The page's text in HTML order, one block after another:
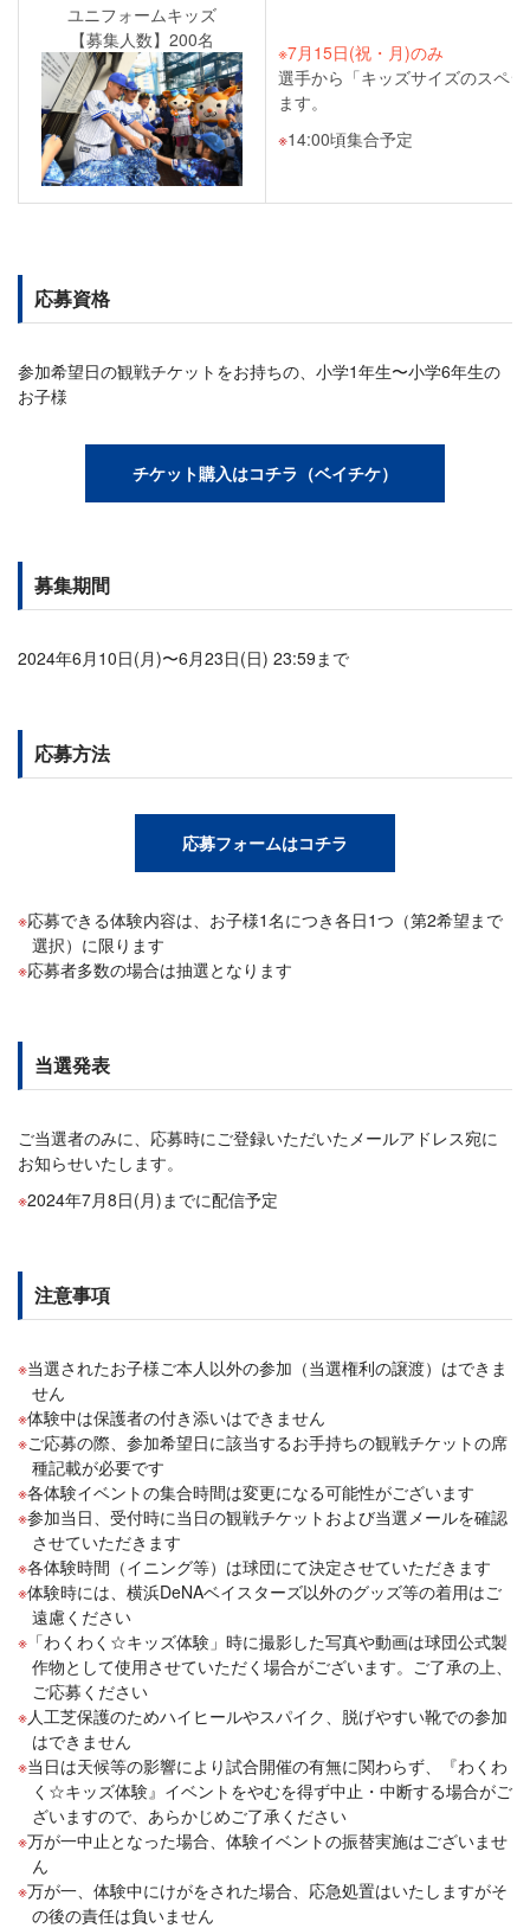
ユニフォームキッズ
【募集人数】200名
※7月15日(祝・月)のみ
選手から「キッズサイズのスペ
ます。
14:00頃集合予定
応募資格
参加希望日の観戦チケットをお持ちの、小学1年生〜小学6年生の
お子様
チケット購入はコチラ（ベイチケ）
募集期間
2024年6月10日(月)〜6月23日(日) 23:59まで
応募方法
応募フォームはコチラ
応募できる体験内容は、お子様1名につき各日1つ（第2希望まで
選択）に限ります
応募者多数の場合は抽選となります
当選発表
ご当選者のみに、応募時にご登録いただいたメールアドレス宛に
お知らせいたします。
2024年7月8日(月)までに配信予定
注意事項
当選されたお子様ご本人以外の参加（当選権利の譲渡）はできま
せん
体験中は保護者の付き添いはできません
ご応募の際、参加希望日に該当するお手持ちの観戦チケットの席
種記載が必要です
各体験イベントの集合時間は変更になる可能性がございます
参加当日、受付時に当日の観戦チケットおよび当選メールを確認
させていただきます
各体験時間（イニング等）は球団にて決定させていただきます
体験時には、横浜DeNAベイスターズ以外のグッズ等の着用はご
遠慮ください
「わくわく☆キッズ体験」時に撮影した写真や動画は球団公式製
作物として使用させていただく場合がございます。ご了承の上、
ご応募ください
人工芝保護のためハイヒールやスパイク、脱げやすい靴での参加
はできません
当日は天候等の影響により試合開催の有無に関わらず、『わくわ
く☆キッズ体験』イベントをやむを得ず中止・中断する場合がご
ざいますので、あらかじめご了承ください
万が一中止となった場合、体験イベントの振替実施はございませ
ん
万が一、体験中にけがをされた場合、応急処置はいたしますがそ
の後の責任は負いません